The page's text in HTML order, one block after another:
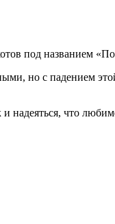
под названием
но с падением
что